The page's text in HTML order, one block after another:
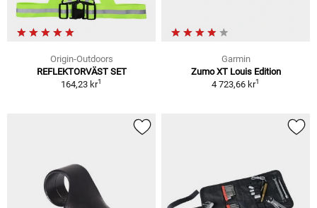
Origin-Outdoors
REFLEKTORVÄST SET
164,23 kr1
Garmin
Zumo XT Louis Edition
4 723,66 kr1